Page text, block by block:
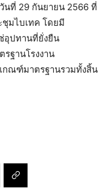
นที่ 29 กันยายน 2566 ที่
มไบเทค โดยมี
อุปทานที่ยั่งยืน
ฐานโรงงาน
กณฑ์มาตรฐานรวมทั้งสิ้น